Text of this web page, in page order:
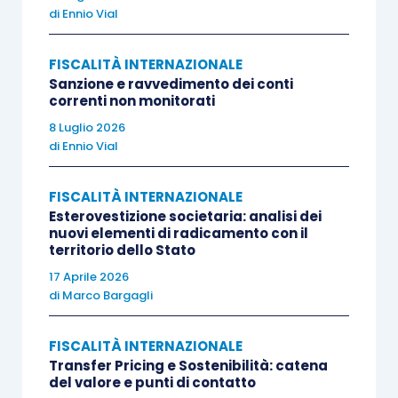
1, lett. c), è sufficiente che detta certificazione
attestil’assoggettabilità di carattere generale della
società alle imposte sul reddito nello Stato di
residenza, senza usufruire di regimi di esonero, da
intendersi come soddisfatta indipendentemente
dalla circostanza dell’avvenuto pagamento nel
fatto, di agevolazioni comunque compatibili con la
normativa unionale”.
nella sentenza in commento è assai rilevante, in
quanto chiarisce cheil termineanzidetto e,
quindi, l’anticipazione del momento della
trasmissione della certificazione(rispetto a
di Ennio Vial
FISCALITÀ INTERNAZIONALE
Sanzione e ravvedimento dei conti
correnti non monitorati
8 Luglio 2026
di Ennio Vial
FISCALITÀ INTERNAZIONALE
Esterovestizione societaria: analisi dei
nuovi elementi di radicamento con il
territorio dello Stato
17 Aprile 2026
di Marco Bargagli
FISCALITÀ INTERNAZIONALE
Transfer Pricing e Sostenibilità: catena
del valore e punti di contatto